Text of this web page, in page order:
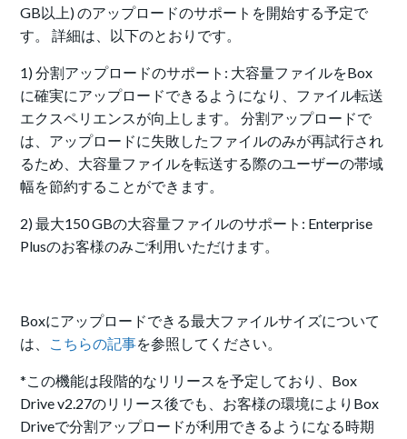
GB以上) のアップロードのサポートを開始する予定で
す。 詳細は、以下のとおりです。
1)分割アップロードのサポート: 大容量ファイルをBox
に確実にアップロードできるようになり、ファイル転送
エクスペリエンスが向上します。
分割アップロードで
は、アップロードに失敗したファイルのみが再試行され
るため、大容量ファイルを転送する際のユーザーの帯域
幅を節約することができます。
2)最大150 GBの大容量ファイルのサポート: Enterprise
Plusのお客様のみご利用いただけます。
Boxにアップロードできる最大ファイルサイズについて
は、 こちらの記事を参照してください。
*この機能は段階的なリリースを予定しており、Box
Drive v2.27のリリース後でも、お客様の環境によりBox
Driveで分割アップロードが利用できるようになる時期